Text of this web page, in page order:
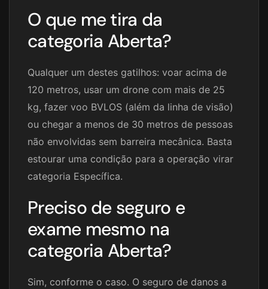
O que me tira da
categoria Aberta?
Qualquer um destes gatilhos: voar acima de
120 metros, usar um drone com mais de 25
kg, fazer voo BVLOS (além da linha de visão)
ou chegar a menos de 30 metros de pessoas
não envolvidas sem barreira mecânica. Basta
estourar uma condição para a operação virar
categoria Específica.
Preciso de seguro e
exame mesmo na
categoria Aberta?
Sim, conforme o caso. O seguro de danos a